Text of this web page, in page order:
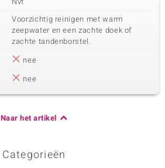
Voorzichtig reinigen met warm
zeepwater en een zachte doek of
zachte tandenborstel.
nee
nee
Naar het artikel
Categorieën